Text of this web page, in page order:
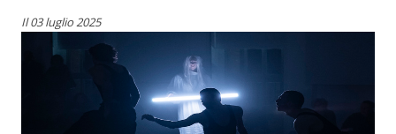
Il 03 luglio 2025